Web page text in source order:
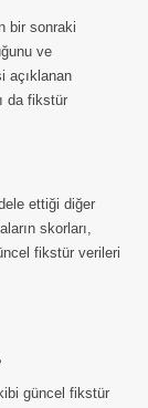
bir sonraki
ve
açıklanan
da fikstür
ettiği diğer
skorları,
fikstür verileri
güncel fikstür